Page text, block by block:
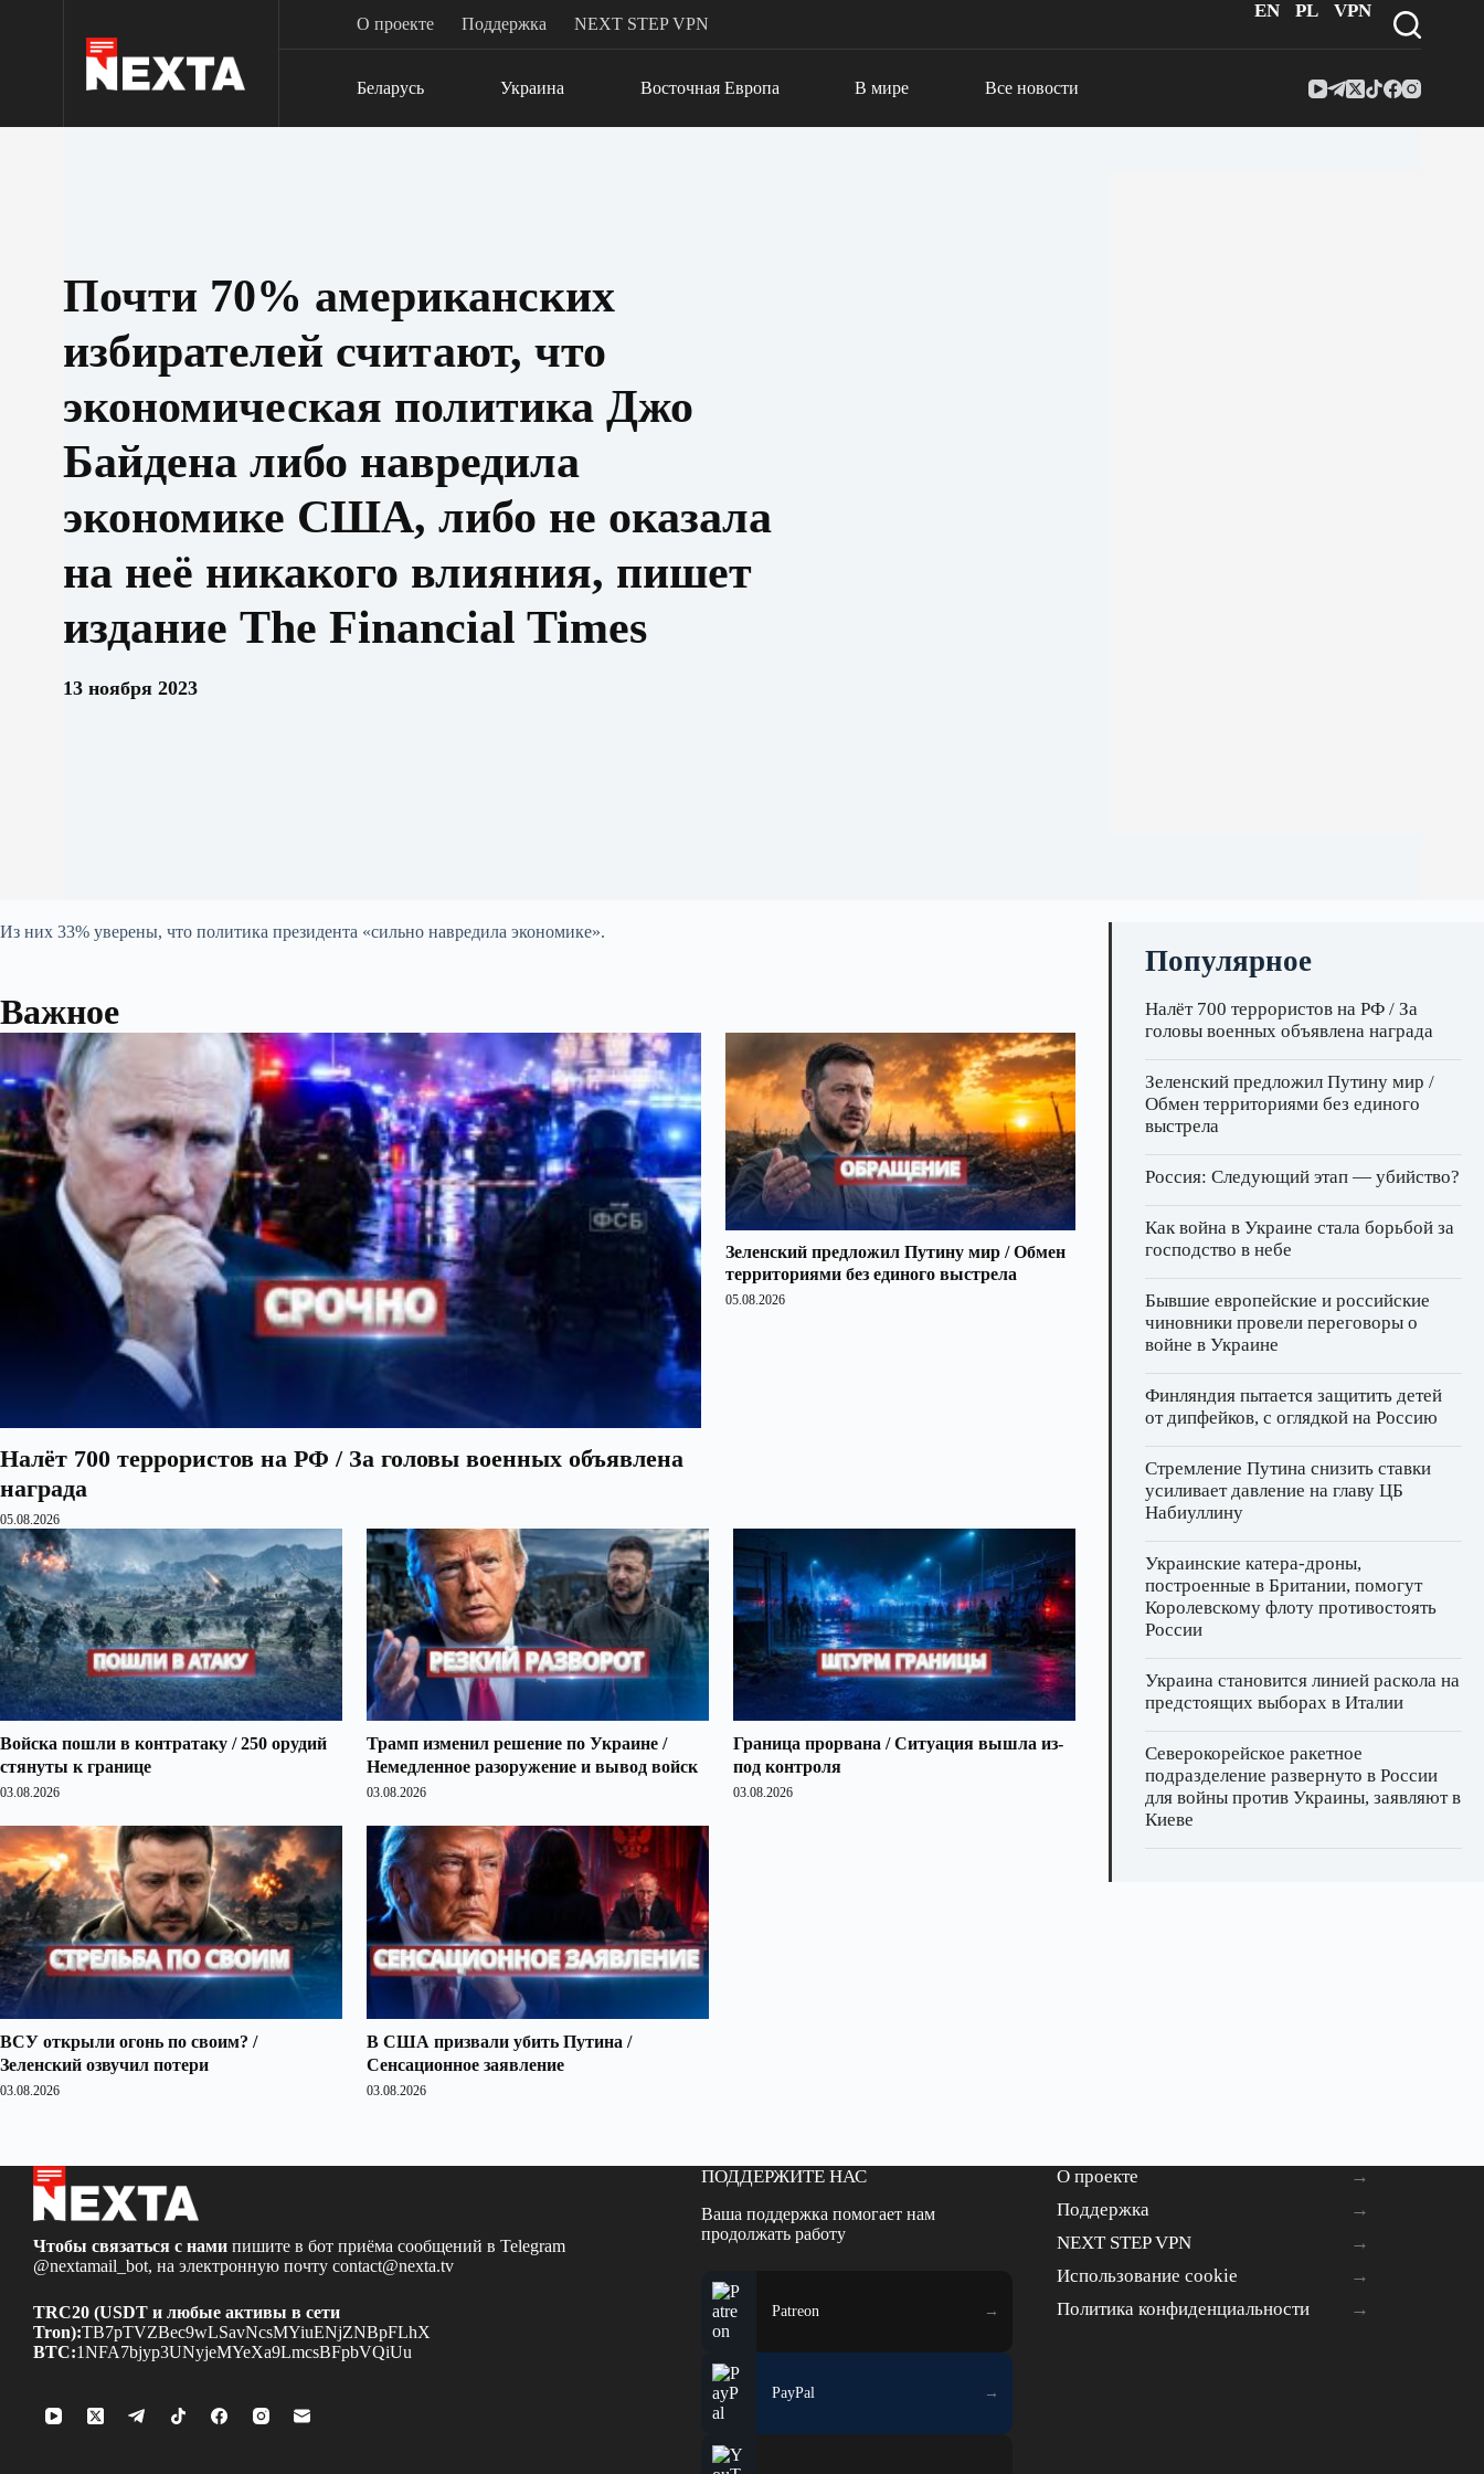
О проекте Поддержка NEXT STEP VPN
EN PL VPN
Беларусь Украина Восточная Европа В мире Все новости
Почти 70% американских
избирателей считают, что
экономическая политика Джо
Байдена либо навредила
экономике США, либо не оказала
на неё никакого влияния, пишет
издание The Financial Times
13 ноября 2023
Из них 33% уверены, что политика президента «сильно навредила экономике».
Важное
Налёт 700 террористов на РФ / За головы военных объявлена
награда
05.08.2026
Зеленский предложил Путину мир / Обмен
территориями без единого выстрела
05.08.2026
Войска пошли в контратаку / 250 орудий
стянуты к границе
03.08.2026
Трамп изменил решение по Украине /
Немедленное разоружение и вывод войск
03.08.2026
Граница прорвана / Ситуация вышла из-
под контроля
03.08.2026
ВСУ открыли огонь по своим? /
Зеленский озвучил потери
03.08.2026
В США призвали убить Путина /
Сенсационное заявление
03.08.2026
Популярное
Налёт 700 террористов на РФ / За
головы военных объявлена награда
Зеленский предложил Путину мир /
Обмен территориями без единого
выстрела
Россия: Следующий этап — убийство?
Как война в Украине стала борьбой за
господство в небе
Бывшие европейские и российские
чиновники провели переговоры о
войне в Украине
Финляндия пытается защитить детей
от дипфейков, с оглядкой на Россию
Стремление Путина снизить ставки
усиливает давление на главу ЦБ
Набиуллину
Украинские катера‑дроны,
построенные в Британии, помогут
Королевскому флоту противостоять
России
Украина становится линией раскола на
предстоящих выборах в Италии
Северокорейское ракетное
подразделение развернуто в России
для войны против Украины, заявляют в
Киеве
Чтобы связаться с нами пишите в бот приёма сообщений в Telegram
@nextamail_bot, на электронную почту contact@nexta.tv
TRC20 (USDT и любые активы в сети
Tron):TB7pTVZBec9wLSavNcsMYiuENjZNBpFLhX
BTC:1NFA7bjyp3UNyjeMYeXa9LmcsBFpbVQiUu
ПОДДЕРЖИТЕ НАС
Ваша поддержка помогает нам
продолжать работу
Patreon
PayPal
О проекте
Поддержка
NEXT STEP VPN
Использование cookie
Политика конфиденциальности